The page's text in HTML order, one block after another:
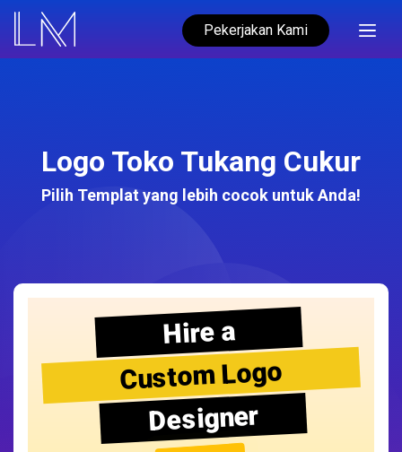
Pekerjakan Kami
Logo Toko Tukang Cukur
Pilih Templat yang lebih cocok untuk Anda!
Hire a
Custom Logo
Designer